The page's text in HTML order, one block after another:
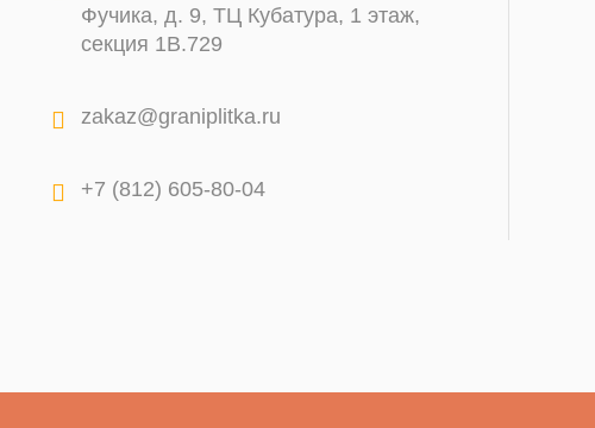
Фучика, д. 9, ТЦ Кубатура, 1 этаж,
секция 1В.729
zakaz@graniplitka.ru
+7 (812) 605-80-04